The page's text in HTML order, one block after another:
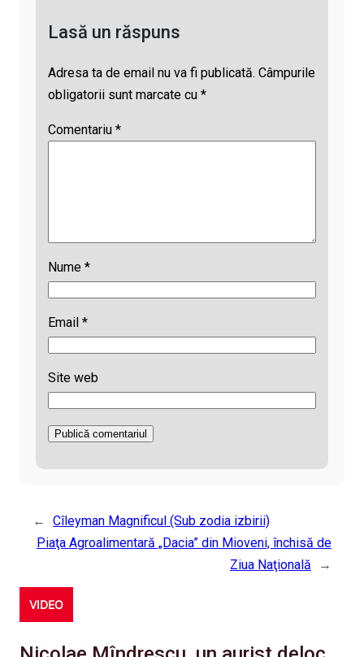
Lasă un răspuns
Adresa ta de email nu va fi publicată. Câmpurile
obligatorii sunt marcate cu *
Comentariu *
Nume *
Email *
Site web
←
Cîleyman Magnificul (Sub zodia izbirii)
Piaţa Agroalimentară „Dacia” din Mioveni, închisă de
Ziua Naţională
→
VIDEO